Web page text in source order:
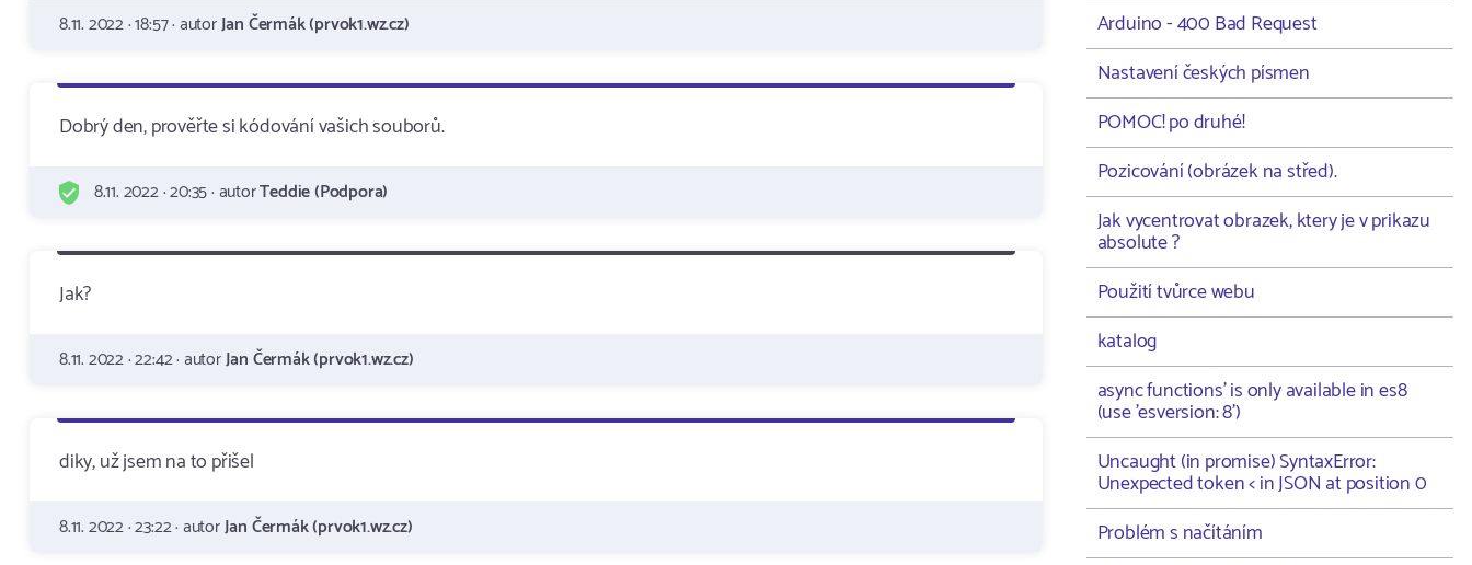
8.11. 2022 · 18:57 · autorJan Čermák (prvok1.wz.cz)
Dobrý den, prověřte si kódování vašich souborů.
8.11. 2022 · 20:35 · autorTeddie (Podpora)
Jak?
8.11. 2022 · 22:42 · autorJan Čermák (prvok1.wz.cz)
diky, už jsem na to přišel
8.11. 2022 · 23:22 · autorJan Čermák (prvok1.wz.cz)
Arduino - 400 Bad Request
Nastavení českých písmen
POMOC! po druhé!
Pozicování (obrázek na střed).
Jak vycentrovat obrazek, ktery je v prikazu
absolute ?
Použití tvůrce webu
katalog
async functions' is only available in es8
(use 'esversion: 8')
Uncaught (in promise) SyntaxError:
Unexpected token < in JSON at position 0
Problém s načítáním